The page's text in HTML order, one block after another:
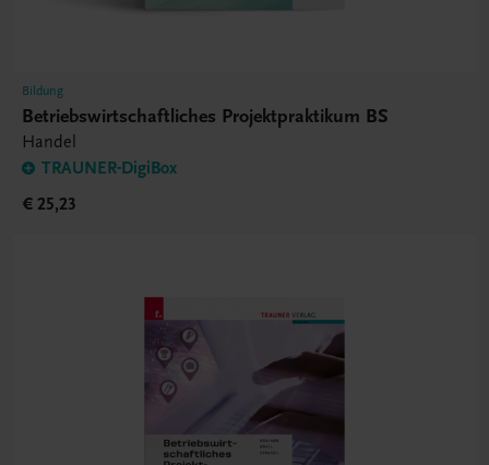
Bildung
Betriebswirtschaftliches Projektpraktikum BS
Handel
TRAUNER-DigiBox
€ 25,23